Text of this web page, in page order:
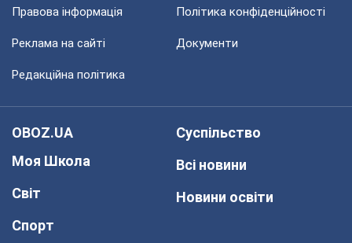
Правова інформація Політика конфіденційності
Реклама на сайті Документи
Редакційна політика
OBOZ.UA
Моя Школа
Світ
Спорт
Суспільство
Всі новини
Новини освіти